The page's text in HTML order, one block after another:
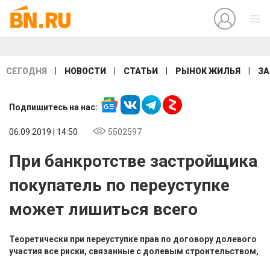
СЕГОДНЯ НОВОСТИ СТАТЬИ РЫНОК ЖИЛЬЯ
Подпишитесь на нас:
06.09.2019 | 14:50 5502597
При банкротстве застройщика
покупатель по переуступке
может лишиться всего
Теоретически при переуступке прав по договору долевого
участия все риски, связанные с долевым строительством,